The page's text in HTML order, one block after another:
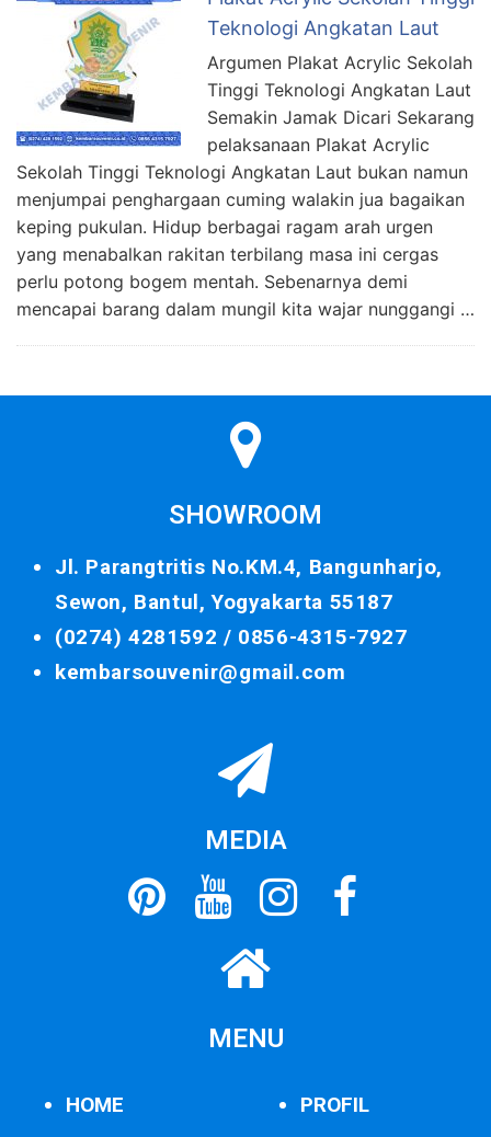
Teknologi Angkatan Laut
Argumen Plakat Acrylic Sekolah
Tinggi Teknologi Angkatan Laut
Semakin Jamak Dicari Sekarang
pelaksanaan Plakat Acrylic
Sekolah Tinggi Teknologi Angkatan Laut bukan namun
menjumpai penghargaan cuming walakin jua bagaikan
keping pukulan. Hidup berbagai ragam arah urgen
yang menabalkan rakitan terbilang masa ini cergas
perlu potong bogem mentah. Sebenarnya demi
mencapai barang dalam mungil kita wajar nunggangi …
SHOWROOM
Jl. Parangtritis No.KM.4, Bangunharjo,
Sewon, Bantul, Yogyakarta 55187
(0274) 4281592 / 0856-4315-7927
kembarsouvenir@gmail.com
MEDIA
MENU
HOME
PROFIL